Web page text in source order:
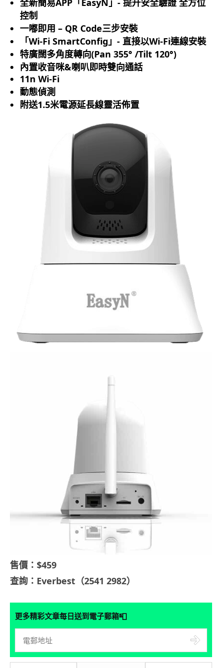
控制
一嘟即用 – QR Code三步安裝
「Wi-Fi SmartConfig」- 直接以Wi-Fi連線安裝
特廣闊多角度轉向(Pan 355° /Tilt 120°)
內置收音咪&喇叭即時雙向通話
11n Wi-Fi
動態偵測
附送1.5米電源延長線靈活佈置
售價：$459
查詢：Everbest（2541 2982）
更多精彩文章每日送到電子郵箱📮